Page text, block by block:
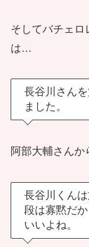
そしてバチェロ
は…
長谷川さん
ました。
阿部大輔さん
長谷川くん
段は寡黙だ
いいよね。